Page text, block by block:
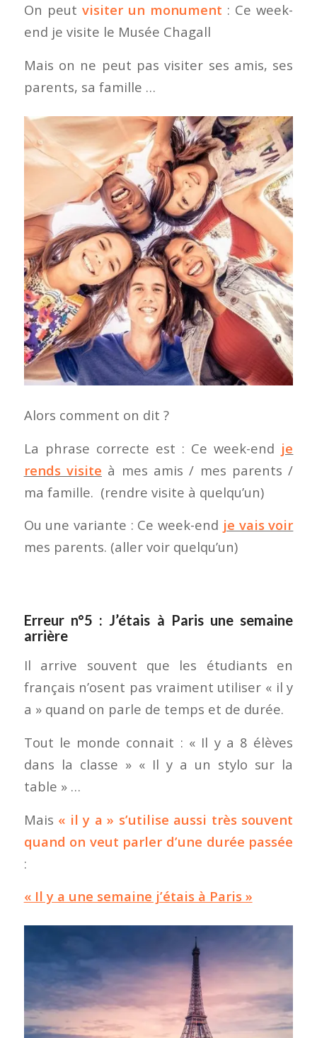
On peut visiter un monument : Ce week-
end je visite le Musée Chagall
Mais on ne peut pas visiter ses amis, ses
parents, sa famille …
Alors comment on dit ?
La phrase correcte est : Ce week-end je
rends visite à mes amis / mes parents /
ma famille. (rendre visite à quelqu’un)
Ou une variante : Ce week-end je vais voir
mes parents. (aller voir quelqu’un)
Erreur n°5 : J’étais à Paris une semaine
arrière
Il arrive souvent que les étudiants en
français n’osent pas vraiment utiliser « il y
a » quand on parle de temps et de durée.
Tout le monde connait : « Il y a 8 élèves
dans la classe » « Il y a un stylo sur la
table » …
Mais « il y a » s’utilise aussi très souvent
quand on veut parler d’une durée passée
:
« Il y a une semaine j’étais à Paris »